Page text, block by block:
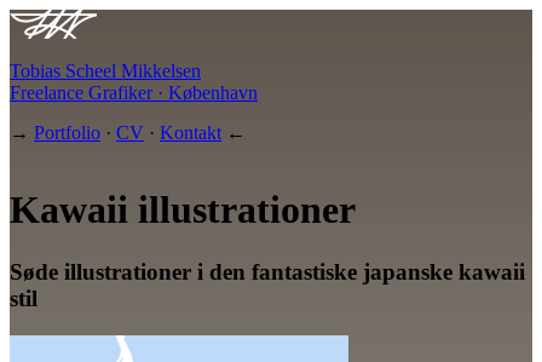
Tobias Scheel Mikkelsen
Freelance Grafiker · København
→ Portfolio · CV · Kontakt ←
Kawaii illustrationer
Søde illustrationer i den fantastiske japanske kawaii
stil